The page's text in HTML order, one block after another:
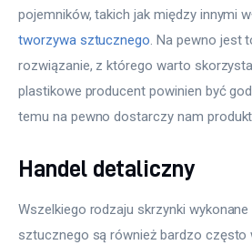
pojemników, takich jak między innymi
tworzywa sztucznego . Na pewno jest
rozwiązanie, z którego warto
plastikowe producent powinien być
temu na pewno dostarczy nam
Handel detaliczny
Wszelkiego rodzaju skrzynki
sztucznego są również bardzo często